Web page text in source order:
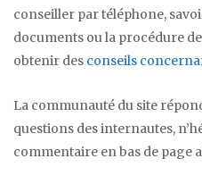
conseiller par téléphone,
documents ou la procédure
obtenir des conseils
La communauté du site
questions des internautes,
commentaire en bas de page